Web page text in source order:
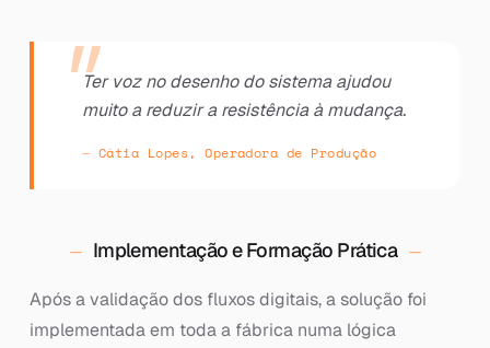
Ter voz no desenho do sistema ajudou
muito a reduzir a resistência à mudança.
Cátia Lopes, Operadora de Produção
Implementação e Formação Prática
Após a validação dos fluxos digitais, a solução foi
implementada em toda a fábrica numa lógica